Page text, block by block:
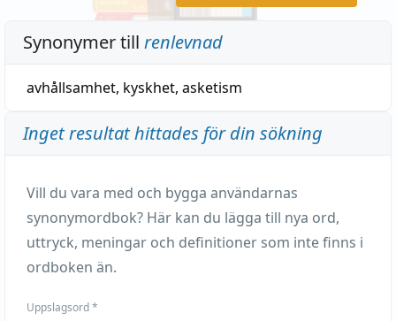
Synonymer till renlevnad
avhållsamhet, kyskhet, asketism
Inget resultat hittades för din sökning
Vill du vara med och bygga användarnas
synonymordbok? Här kan du lägga till nya ord,
uttryck, meningar och definitioner som inte finns i
ordboken än.
Uppslagsord*